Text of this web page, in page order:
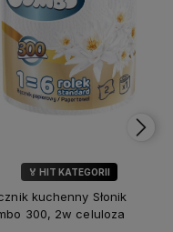
🏅 HIT KATEGORII
💎 WYBÓR KLIENTÓW
kuchenny Słonik
300, 2w celuloza